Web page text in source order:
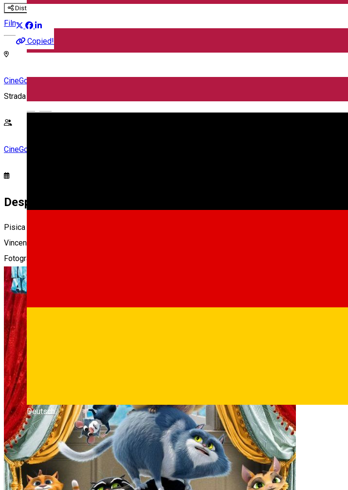
Deutsch
Distribuie
Copied!
Film
CineGold
Strada Lector, Sibiu, România
CineGold
Despre
Pisica Vincent si prietenul sau, un soarece, supravietuiesc unei viituri intr-un clavecin si ajung in
Vincent trebuie sa impiedice furtul valoroasei opere de arta, dar si sa o cucereasca pe pisica
Fotografii